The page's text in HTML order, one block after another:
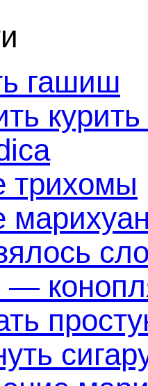
гашиш
трихомы
—